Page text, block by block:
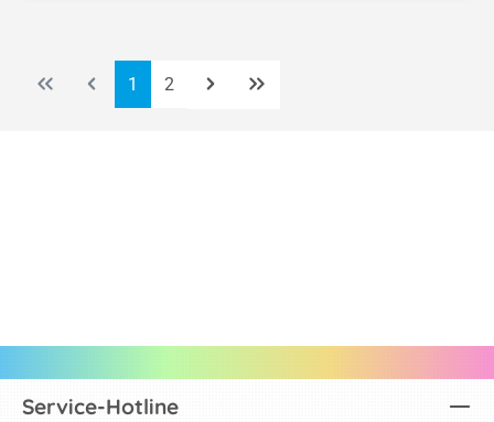
Page
1 Page
2
Service-Hotline